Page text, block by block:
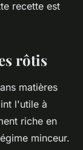
recette est
rôtis
matières
l'utile à
riche en
minceur.